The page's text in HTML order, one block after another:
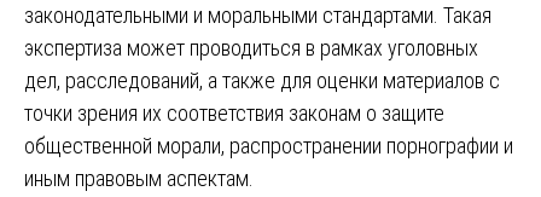
законодательными и моральными стандартами. Такая
экспертиза может проводиться в рамках уголовных
дел, расследований, а также для оценки материалов с
точки зрения их соответствия законам о защите
общественной морали, распространении порнографии и
иным правовым аспектам.